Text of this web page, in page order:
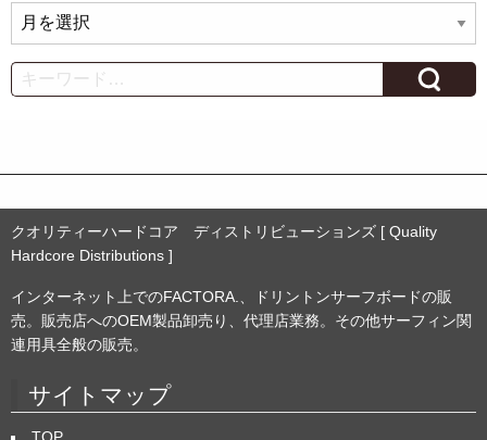
ー
カ
イ
Search
クオリティーハードコア ディストリビューションズ [ Quality
Hardcore Distributions ]
インターネット上でのFACTORA.、ドリントンサーフボードの販
売。販売店へのOEM製品卸売り、代理店業務。その他サーフィン関
連用具全般の販売。
サイトマップ